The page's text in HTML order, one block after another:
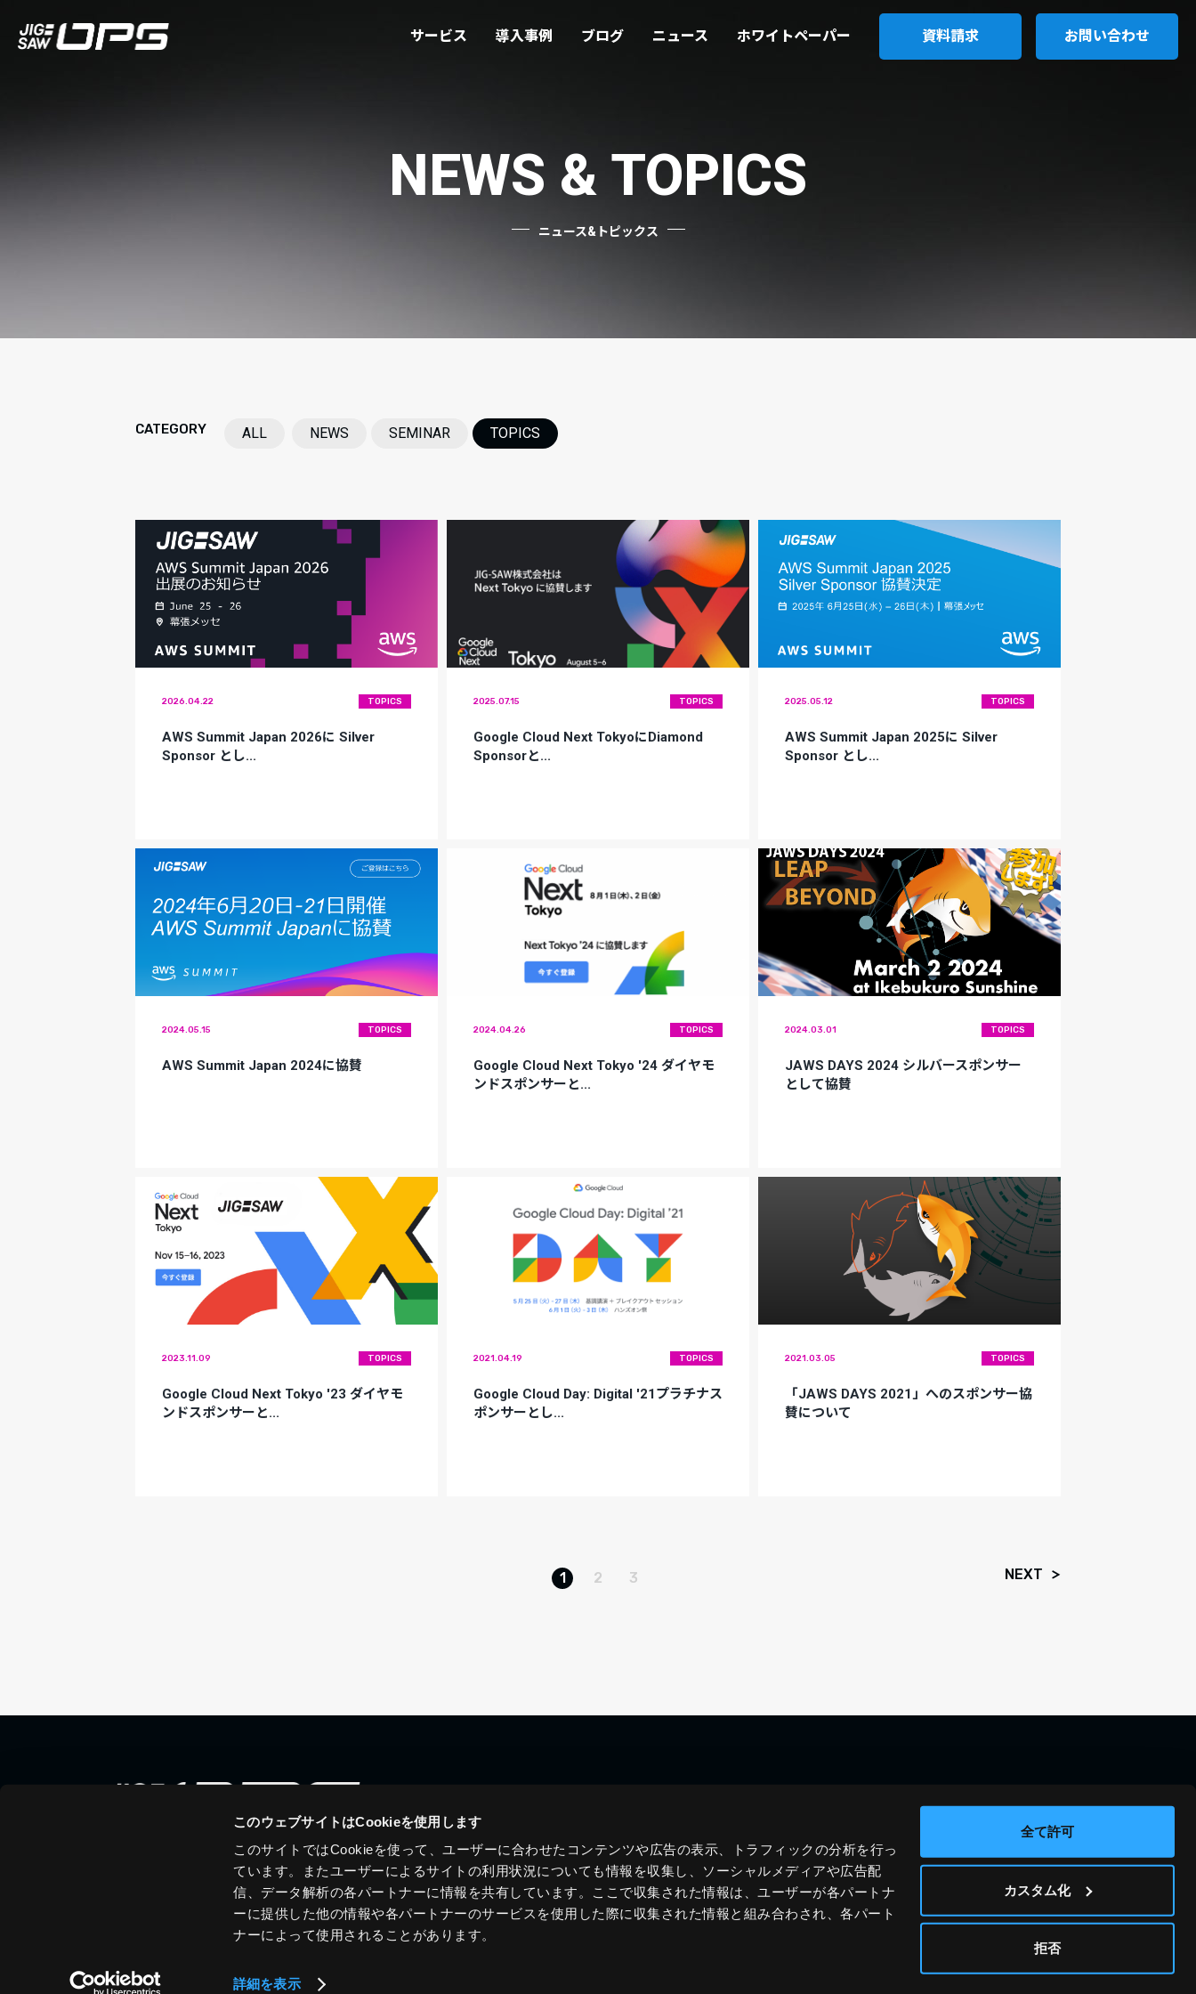
このウェブサイトはCookieを使用します
このサイトではCookieを使って、ユーザーに合わせたコンテンツや広告の表示、トラフィックの分析を行っ
ています。またユーザーによるサイトの利用状況についても情報を収集し、ソーシャルメディアや広告配
信、データ解析の各パートナーに情報を共有しています。ここで収集された情報は、ユーザーが各パートナ
ーに提供した他の情報や各パートナーのサービスを使用した際に収集された情報と組み合わされ、各パート
ナーによって使用されることがあります。
詳細を表示
全て許可
カスタム化
拒否
サービス 導入事例 ブログ ニュース ホワイトペーパー 資料請求 お問い合わせ
NEWS & TOPICS
ニュース&トピックス
CATEGORY ALL NEWS SEMINAR TOPICS
2026.04.22 TOPICS
AWS Summit Japan 2026に Silver
Sponsor とし...
2025.07.15 TOPICS
Google Cloud Next TokyoにDiamond
Sponsorと...
2025.05.12 TOPICS
AWS Summit Japan 2025に Silver
Sponsor とし...
2024.05.15 TOPICS
AWS Summit Japan 2024に協賛
2024.04.26 TOPICS
Google Cloud Next Tokyo '24 ダイヤモ
ンドスポンサーと...
2024.03.01 TOPICS
JAWS DAYS 2024 シルバースポンサー
として協賛
2023.11.09 TOPICS
Google Cloud Next Tokyo '23 ダイヤモ
ンドスポンサーと...
2021.04.19 TOPICS
Google Cloud Day: Digital '21プラチナス
ポンサーとし...
2021.03.05 TOPICS
「JAWS DAYS 2021」へのスポンサー協
賛について
1 2 3 NEXT
ブログ
ニュース
ホワイトペーパー
問い合わせ
運営会社
プライバシーポリシー
サイトポリシー
© JIG-SAW INC.